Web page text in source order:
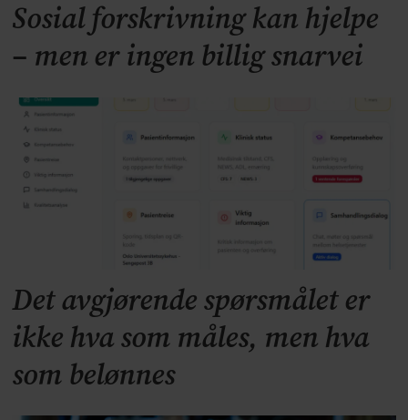
Sosial forskrivning kan hjelpe
– men er ingen billig snarvei
Det avgjørende spørsmålet er
ikke hva som måles, men hva
som belønnes